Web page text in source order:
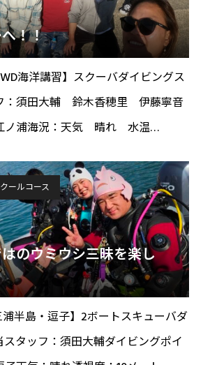
！！
海洋講習】スクーバダイビングス
：須田大輔 鈴木香穂里 伊藤寧音
ノ浦海況：天気 晴れ 水温
ープンウォー
ールコース
のウミウシ三昧を楽し
半島・逗子】2ボートスキューバダ
タッフ：須田大輔ダイビングポイ